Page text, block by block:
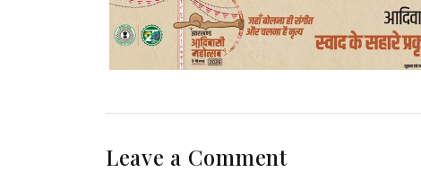
Leave a Comment